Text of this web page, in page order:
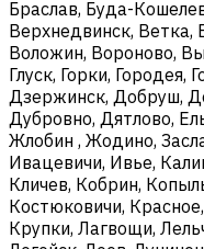
Браслав, Буда-
Верхнедвинск, Ветка,
Воложин, Вороново,
Глуск, Горки, Городея,
Дзержинск, Добруш,
Дубровно, Дятлово,
Жлобин , Жодино,
Ивацевичи, Ивье,
Кличев, Кобрин,
Костюковичи,
Крупки, Лагвощи,